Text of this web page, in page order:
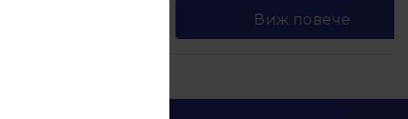
Виж повече